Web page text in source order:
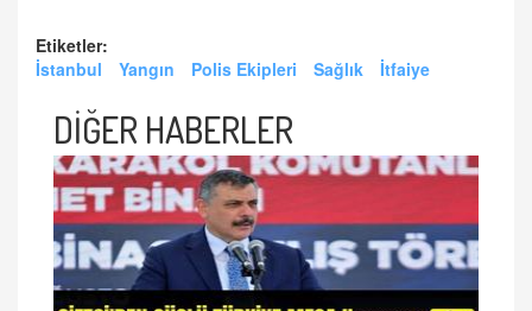
Etiketler:
İstanbul
Yangın Polis Ekipleri Sağlık İtfaiye
DİĞER HABERLER